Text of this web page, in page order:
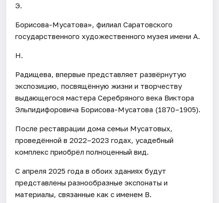
Э.
Борисова-Мусатова», филиал Саратовского
государственного художественного музея имени А.
Н.
Радищева, впервые представляет развёрнутую
экспозицию, посвящённую жизни и творчеству
выдающегося мастера Серебряного века Виктора
Эльпидифоровича Борисова-Мусатова (1870–1905).
После реставрации дома семьи Мусатовых,
проведённой в 2022–2023 годах, усадебный
комплекс приобрёл полноценный вид.
С апреля 2025 года в обоих зданиях будут
представлены разнообразные экспонаты и
материалы, связанные как с именем В.